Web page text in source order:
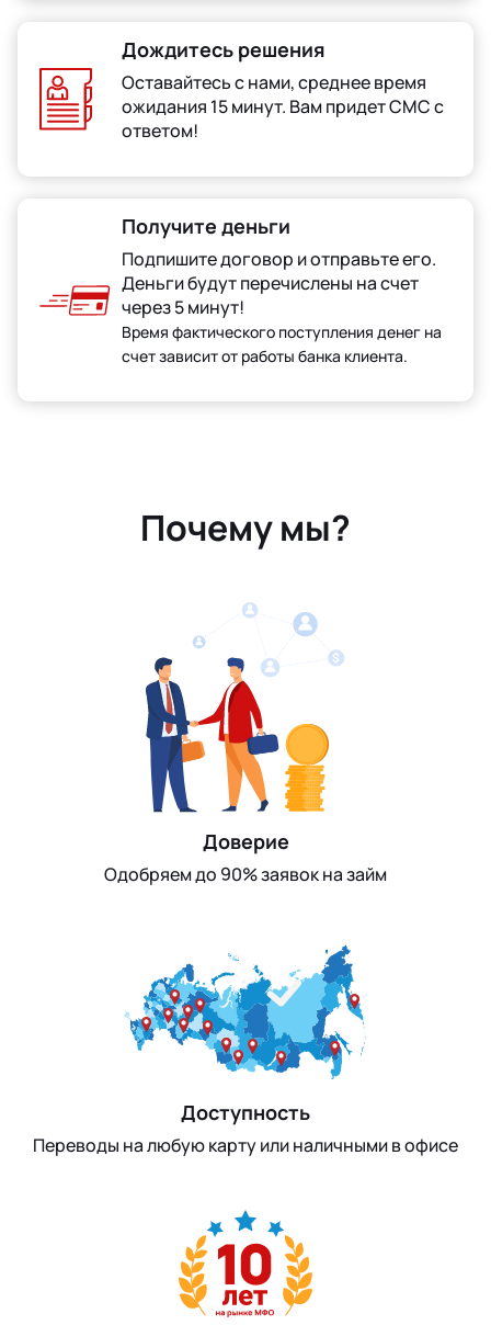
Дождитесь решения
Оставайтесь с нами, среднее время
ожидания 15 минут. Вам придет СМС с
ответом!
Получите деньги
Подпишите договор и отправьте его.
Деньги будут перечислены на счет
через 5 минут!
Время фактического поступления денег на
счет зависит от работы банка клиента.
Почему мы?
Доверие
Одобряем до 90% заявок на займ
Доступность
Переводы на любую карту или наличными в офисе